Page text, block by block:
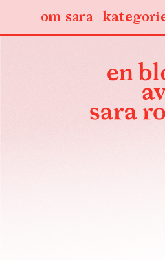
om sara